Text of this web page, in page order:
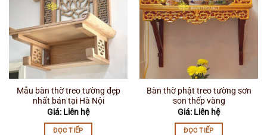
Mẫu bàn thờ treo tường đẹp
nhất bán tại Hà Nội
Giá: Liên hệ
ĐỌC TIẾP
Bàn thờ phật treo tường sơn
son thếp vàng
Giá: Liên hệ
ĐỌC TIẾP